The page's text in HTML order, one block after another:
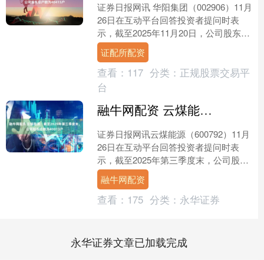
证券日报网讯 华阳集团（002906）11月
26日在互动平台回答投资者提问时表
示，截至2025年11月20日，公司股东总
户数为40，415户。....
证配所配资
查看： 117 分类： 正规股票交易平
台
融牛网配资 云煤能源：截至2025年第三季度末，公司股东总数为40013户
证券日报网讯云煤能源（600792）11月
26日在互动平台回答投资者提问时表
示，截至2025年第三季度末，公司股东
总数为40，013户。....
融牛网配资
查看： 175 分类： 永华证券
永华证券文章已加载完成